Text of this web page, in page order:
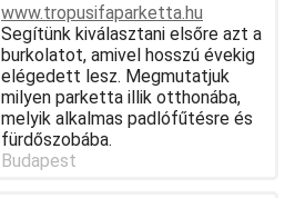
www.tropusifaparketta.hu
Segítünk kiválasztani elsőre azt a
burkolatot, amivel hosszú évekig
elégedett lesz. Megmutatjuk
milyen parketta illik otthonába,
melyik alkalmas padlófűtésre és
fürdőszobába.
Budapest